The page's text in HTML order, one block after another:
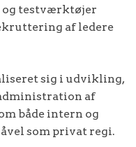
og testværktøjer
af ledere
sig i udvikling,
af
både intern og
som privat regi.